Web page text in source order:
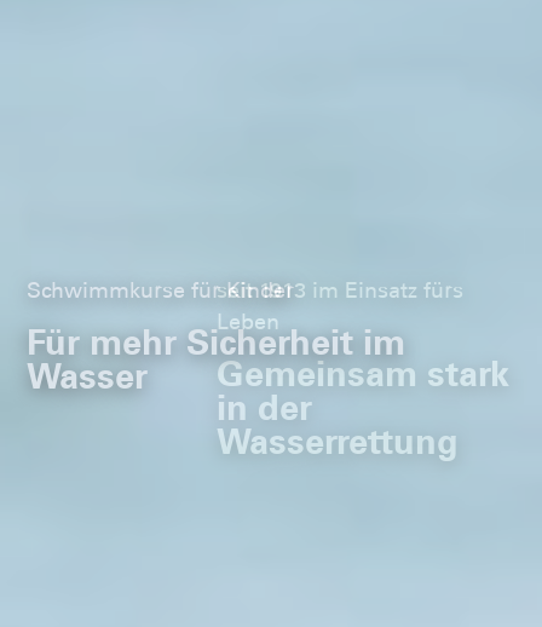
Schwimmkurse für Kinder
Für mehr Sicherheit im
Wasser